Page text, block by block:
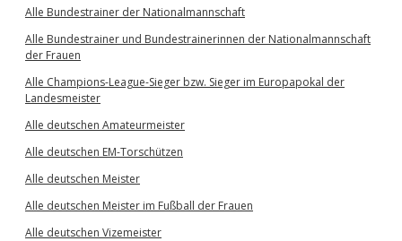
Alle Bundestrainer der Nationalmannschaft
Alle Bundestrainer und Bundestrainerinnen der Nationalmannschaft
der Frauen
Alle Champions-League-Sieger bzw. Sieger im Europapokal der
Landesmeister
Alle deutschen Amateurmeister
Alle deutschen EM-Torschützen
Alle deutschen Meister
Alle deutschen Meister im Fußball der Frauen
Alle deutschen Vizemeister